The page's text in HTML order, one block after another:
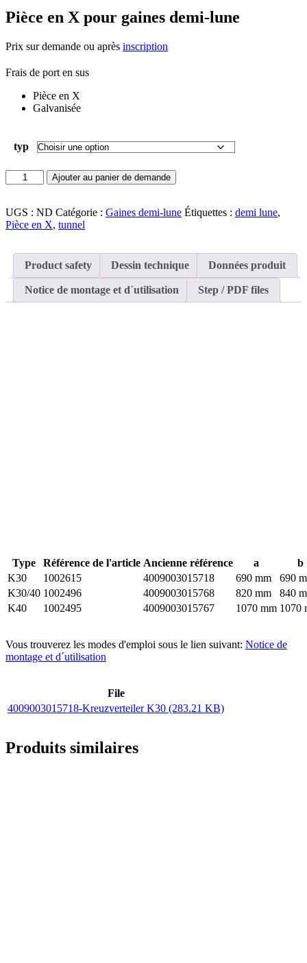
Pièce en X pour gaines demi-lune
Prix sur demande ou après inscription
Frais de port en sus
Pièce en X
Galvanisée
typ
quantité
de
en
X
demi-
lune
Ajouter au panier de demande
UGS : ND Catégorie : Gaines demi-lune Étiquettes : demi lune,
Pièce en X, tunnel
Product safety Dessin technique Données produit
Notice de montage et d´utilisation Step / PDF files
Type Référence de l'article Ancienne référence a
b
K30
1002615 4009003015718 690 mm
690
K30/40 1002496 4009003015768 820 mm
840
K40
1002495 4009003015767 1070 mm 1070
Vous trouverez les modes d'emploi sous le lien suivant: Notice de
montage et d´utilisation
File
4009003015718-Kreuzverteiler K30 (283.21 KB)
Produits similaires